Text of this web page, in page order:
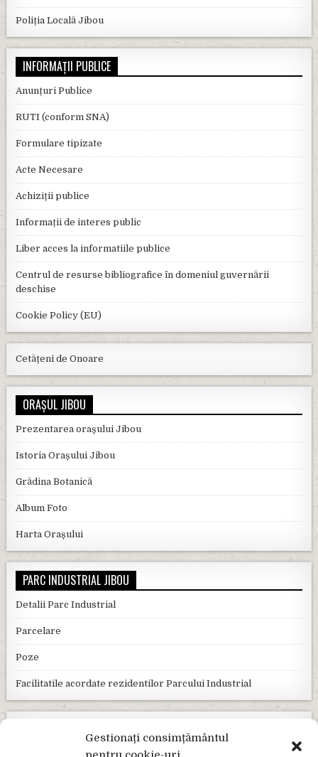
Gestionați consimțământul
Poliția Locală Jibou
INFORMAȚII PUBLICE
Anunțuri Publice
RUTI (conform SNA)
Formulare tipizate
Acte Necesare
Achiziții publice
Informații de interes public
Liber acces la informatiile publice
Centrul de resurse bibliografice în domeniul guvernării
deschise
Cookie Policy (EU)
Cetățeni de Onoare
ORAȘUL JIBOU
Prezentarea orașului Jibou
Istoria Orașului Jibou
Grădina Botanică
Album Foto
Harta Orașului
PARC INDUSTRIAL JIBOU
Detalii Parc Industrial
Parcelare
Poze
Facilitatile acordate rezidentilor Parcului Industrial